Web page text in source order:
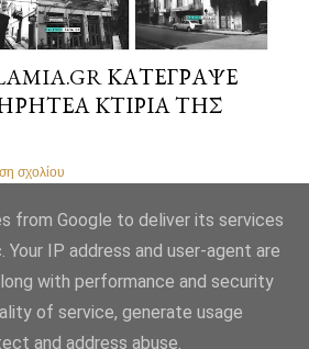
ΚΑΤΈΓΡΑΨΕ
ΚΤΊΡΙΑ ΤΗΣ
σχολίου
Από το Blogger
from Google to deliver its services
IP address and user-agent are
with performance and security
of service, generate usage
and address abuse.